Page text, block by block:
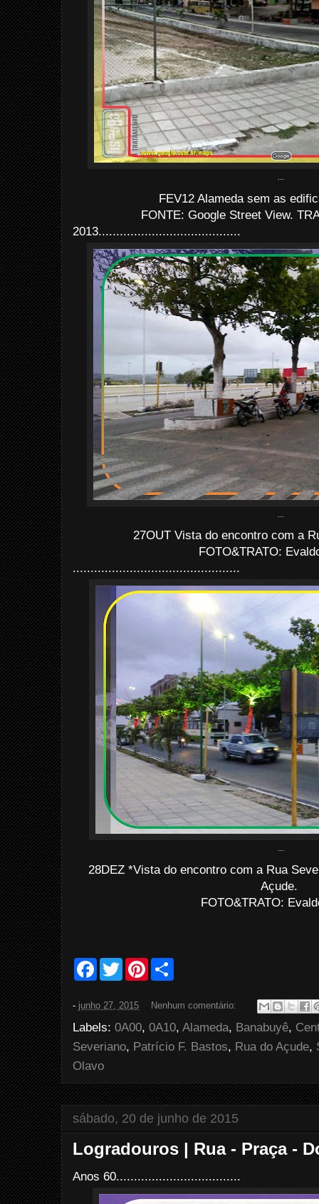
FEV12 Alameda sem as
FONTE: Google Street View.
2013........................................
27OUT Vista do encontro com a
FOTO&TRATO:
...............................................
28DEZ *Vista do encontro com a Rua
Açude.
FOTO&TRATO:
F
b
o
k
T
w
t
r
P
e
e
s
t
e
- junho 27, 2015 Nenhum comentário:
Labels: 0A00, 0A10, Alameda, Banabuyê,
Severiano, Patrício F. Bastos, Rua do Açude,
Olavo
sábado, 20 de junho de 2015
Logradouros | Rua - Praça -
Anos 60...................................